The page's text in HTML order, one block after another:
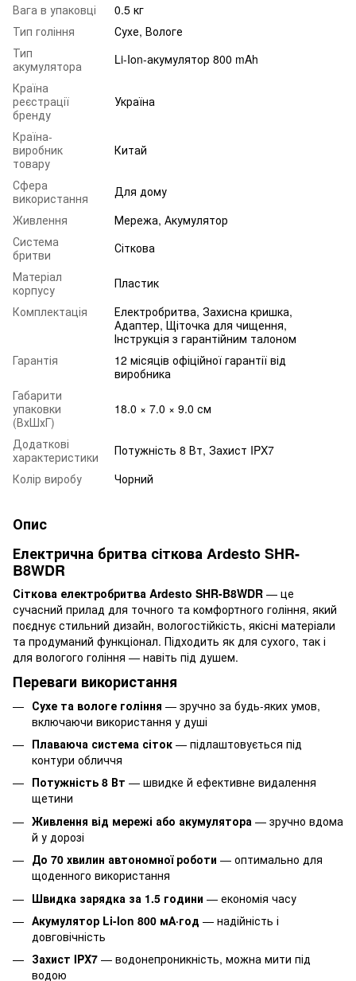
Вага в упаковці
0.5 кг
Тип гоління
Сухе, Вологе
Тип
акумулятора
Li-Ion-акумулятор 800 mAh
Країна
реєстрації
бренду
Україна
Країна-
виробник
товару
Китай
Сфера
використання
Для дому
Живлення
Мережа, Акумулятор
Система
бритви
Сіткова
Матеріал
корпусу
Пластик
Комплектація
Електробритва, Захисна кришка,
Адаптер, Щіточка для чищення,
Інструкція з гарантійним талоном
Гарантія
12 місяців офіційної гарантії від
виробника
Габарити
упаковки
(ВхШхГ)
18.0 × 7.0 × 9.0 см
Додаткові
характеристики
Потужність 8 Вт, Захист IPX7
Колір виробу
Чорний
Опис
Електрична бритва сіткова Ardesto SHR-
B8WDR
Сіткова електробритва Ardesto SHR-B8WDR — це
сучасний прилад для точного та комфортного гоління, який
поєднує стильний дизайн, вологостійкість, якісні матеріали
та продуманий функціонал. Підходить як для сухого, так і
для вологого гоління — навіть під душем.
Переваги використання
Сухе та вологе гоління — зручно за будь-яких умов,
включаючи використання у душі
Плаваюча система сіток — підлаштовується під
контури обличчя
Потужність 8 Вт — швидке й ефективне видалення
щетини
Живлення від мережі або акумулятора — зручно вдома
й у дорозі
До 70 хвилин автономної роботи — оптимально для
щоденного використання
Швидка зарядка за 1.5 години — економія часу
Акумулятор Li-Ion 800 мА·год — надійність і
довговічність
Захист IPX7 — водонепроникність, можна мити під
водою